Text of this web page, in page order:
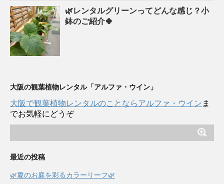
🌿レンタルグリーンってどんな感じ？小
鉢のご紹介🍀
大阪の観葉植物レンタル「アルファ・ウイン」
大阪で観葉植物レンタルのことならアルファ・ウイン ま
でお気軽にどうぞ
最近の投稿
🌿夏のお庭を彩るカラーリーフ🌿